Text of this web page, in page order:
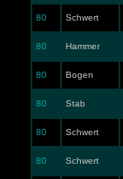
80 Schwert
80 Hammer
80 Bogen
80 Stab
80 Schwert
80 Schwert